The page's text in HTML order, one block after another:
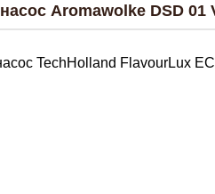
Aromawolke DSD 01